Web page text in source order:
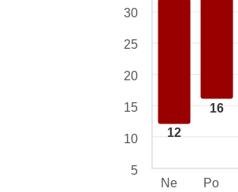
12
16
30
25
20
15
10
5
Ne
Po